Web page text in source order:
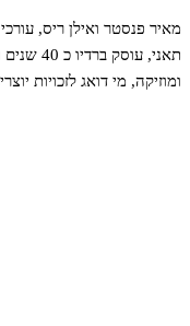
מאיר פנסטר ואילן ריס,
תאני,
ומוזיקה, מי דואג לזכויות